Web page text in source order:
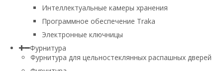
Интеллектуальные камеры хранения
Программное обеспечение Traka
Электронные ключницы
Фурнитура
Фурнитура для цельностеклянных распашных дверей